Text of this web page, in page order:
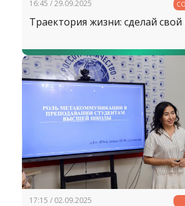
16:45 / 29.09.2025
Траектория жизни: сделай
17:15 / 02.09.2025